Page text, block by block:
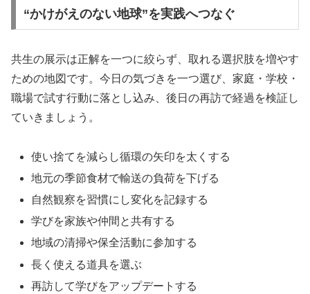
“かけがえのない地球”を実践へつなぐ
共生の展示は正解を一つに絞らず、取れる選択肢を増やす
ための地図です。今日の気づきを一つ選び、家庭・学校・
職場で試す行動に落とし込み、後日の再訪で経過を検証し
ていきましょう。
使い捨てを減らし循環の矢印を太くする
地元の季節食材で輸送の負荷を下げる
自然観察を習慣にし変化を記録する
学びを家族や仲間と共有する
地域の清掃や保全活動に参加する
長く使える道具を選ぶ
再訪して学びをアップデートする